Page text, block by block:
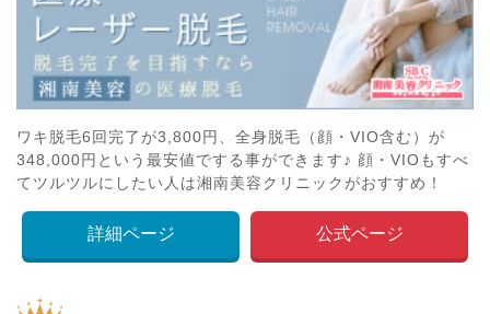
ワキ脱毛6回完了が3,800円、全身脱毛（顔・VIO含む）が
348,000円という最安値でする事ができます♪ 顔・VIOもすべ
てツルツルにしたい人は湘南美容クリニックがおすすめ！
詳細ページ 公式ページ